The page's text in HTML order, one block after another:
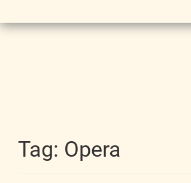
Tag: Opera